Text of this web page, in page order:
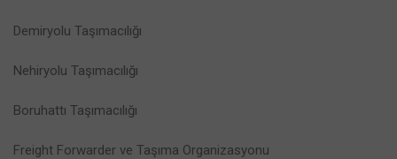
Demiryolu Taşımacılığı
Nehiryolu Taşımacılığı
Boruhattı Taşımacılığı
Freight Forwarder ve Taşıma Organizasyonu